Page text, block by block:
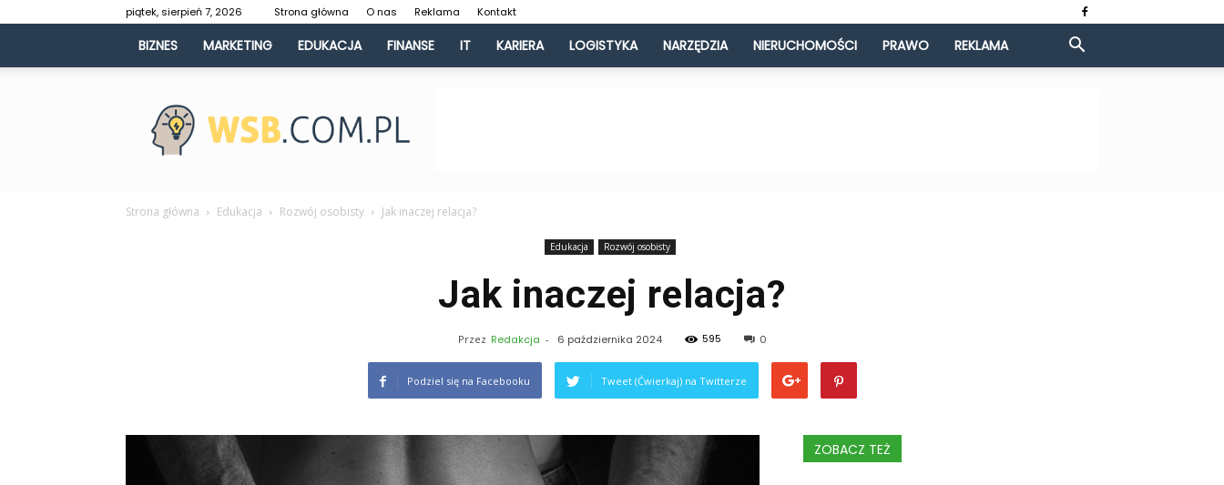
piątek, sierpień 7, 2026 Strona główna O nas Reklama Kontakt
BIZNES MARKETING EDUKACJA FINANSE IT KARIERA LOGISTYKA NARZĘDZIA NIERUCHOMOŚCI PRAWO REKLAMA
Strona główna Edukacja Rozwój osobisty Jak inaczej relacja?
Edukacja Rozwój osobisty
Jak inaczej relacja?
Przez Redakcja - 6 października 2024 595 0
Podziel się na Facebooku Tweet (Ćwierkaj) na Twitterze
ZOBACZ TEŻ